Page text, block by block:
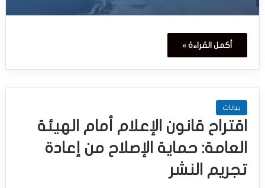
أكمل القراءة »
بيانات
اقتراح قانون الإعلام أمام الهيئة
العامة: حماية الإصلاح من إعادة
تجريم النشر